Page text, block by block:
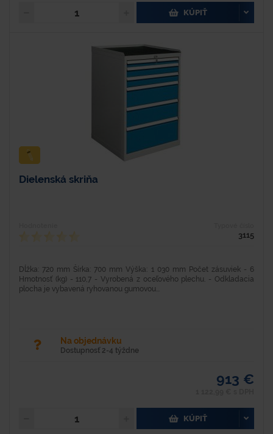
KÚPIŤ
Dielenská skriňa
3115
Dĺžka: 720 mm Šírka: 700 mm Výška: 1 030 mm Počet zásuviek - 6
Hmotnosť (kg) - 110,7 - Vyrobená z oceľového plechu. - Odkladacia
plocha je vybavená ryhovanou gumovou...
Na objednávku
Dostupnosť 2-4 týždne
913 €
KÚPIŤ